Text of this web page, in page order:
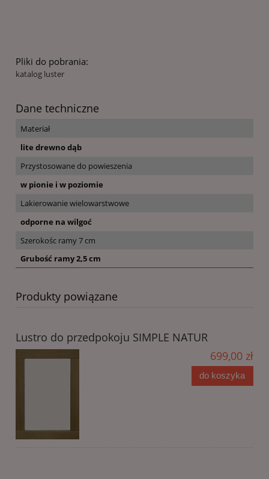
Pliki do pobrania:
katalog luster
Dane techniczne
Materiał
lite drewno dąb
Przystosowane do powieszenia
w pionie i w poziomie
Lakierowanie wielowarstwowe
odporne na wilgoć
Szerokośc ramy 7 cm
Grubość ramy 2,5 cm
Produkty powiązane
Lustro do przedpokoju SIMPLE NATUR
699,00 zł
do koszyka